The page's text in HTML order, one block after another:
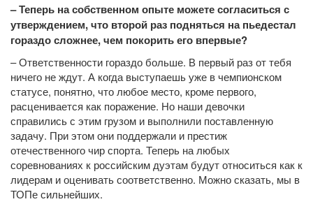
– Теперь на собственном опыте можете согласиться с
утверждением, что второй раз подняться на пьедестал
гораздо сложнее, чем покорить его впервые?
– Ответственности гораздо больше. В первый раз от тебя
ничего не ждут. А когда выступаешь уже в чемпионском
статусе, понятно, что любое место, кроме первого,
расценивается как поражение. Но наши девочки
справились с этим грузом и выполнили поставленную
задачу. При этом они поддержали и престиж
отечественного чир спорта. Теперь на любых
соревнованиях к российским дуэтам будут относиться как к
лидерам и оценивать соответственно. Можно сказать, мы в
ТОПе сильнейших.